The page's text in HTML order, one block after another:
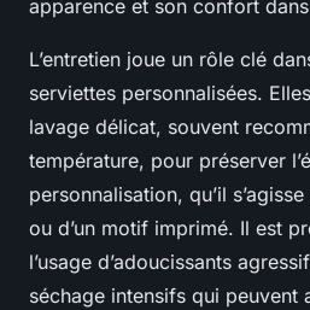
apparence et son confort
L’entretien joue un rôle clé
serviettes personnalisées.
lavage délicat, souvent
température, pour préserver
personnalisation, qu’il
ou d’un motif imprimé. Il est
l’usage d’adoucissants
séchage intensifs qui peuvent